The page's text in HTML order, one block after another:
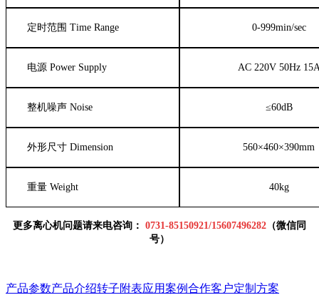
定时范围 Time Range 0-999min/sec
电源 Power Supply AC 220V 50Hz
整机噪声 Noise ≤60dB
外形尺寸 Dimension 560×460×390mm
重量 Weight 40kg
更多离心机问题请来电咨询： 0731-85150921/15607496282 （微信同
号）
产品参数产品介绍转子附表应用案例合作客户定制方案